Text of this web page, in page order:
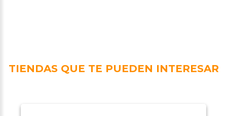
TIENDAS QUE TE PUEDEN INTERESAR